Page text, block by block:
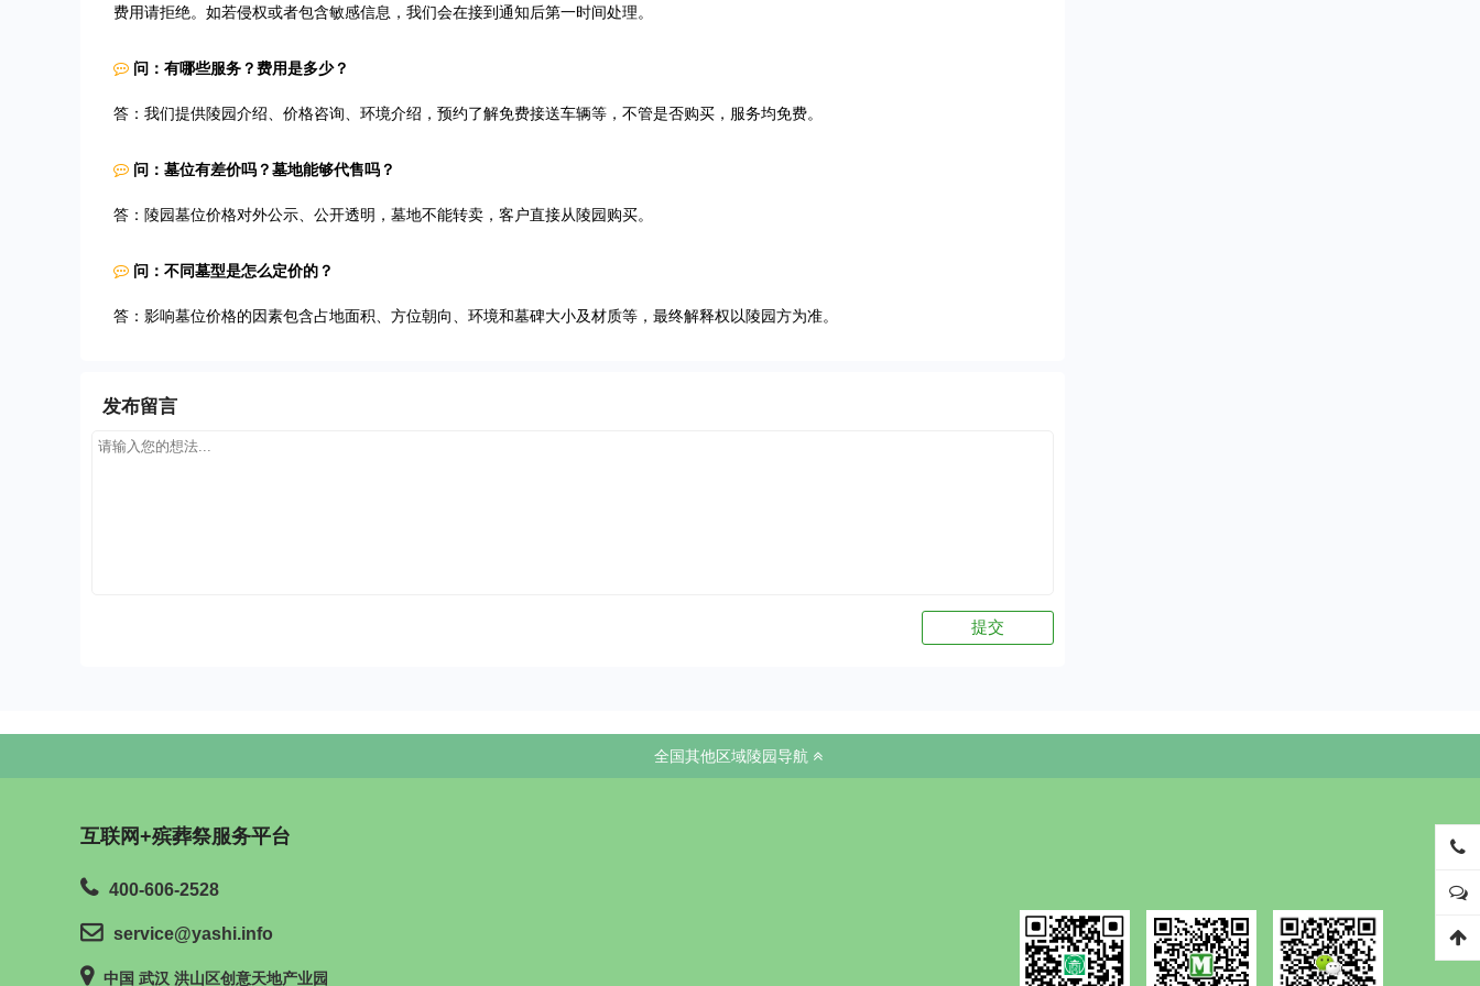
费用请拒绝。如若侵权或者包含敏感信息，我们会在接到通知后第一时间处理。
问：有哪些服务？费用是多少？
答：我们提供陵园介绍、价格咨询、环境介绍，预约了解免费接送车辆等，不管是否购买，服务均免费。
问：墓位有差价吗？墓地能够代售吗？
答：陵园墓位价格对外公示、公开透明，墓地不能转卖，客户直接从陵园购买。
问：不同墓型是怎么定价的？
答：影响墓位价格的因素包含占地面积、方位朝向、环境和墓碑大小及材质等，最终解释权以陵园方为准。
发布留言
全国其他区域陵园导航
互联网+殡葬祭服务平台
400-606-2528
service@yashi.info
中国 武汉 洪山区创意天地产业园